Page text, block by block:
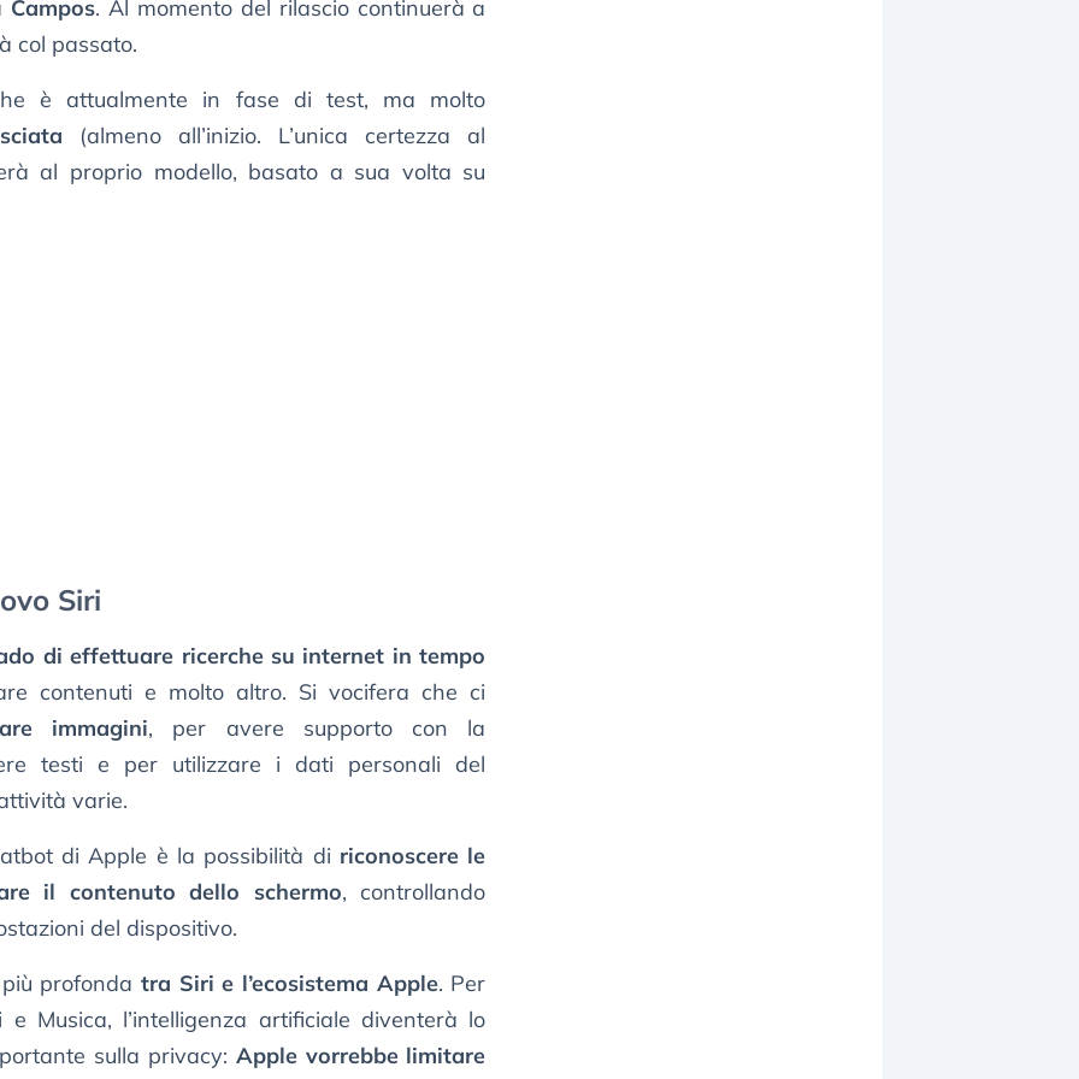
Campos. Al momento del rilascio continuerà a
col passato.
è attualmente in fase di test, ma molto
(almeno all’inizio. L’unica certezza al
al proprio modello, basato a sua volta su
Siri
di effettuare ricerche su internet in tempo
contenuti e molto altro. Si vocifera che ci
immagini, per avere supporto con la
testi e per utilizzare i dati personali del
varie.
di Apple è la possibilità di riconoscere le
il contenuto dello schermo, controllando
del dispositivo.
più profondatra Siri e l’ecosistema Apple. Per
Musica, l’intelligenza artificiale diventerà lo
sulla privacy: Apple vorrebbe limitare